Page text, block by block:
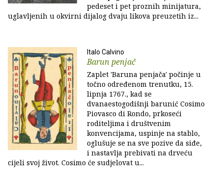
pedeset i pet proznih minijatura,
uglavljenih u okvirni dijalog dvaju likova preuzetih iz...
Italo Calvino
Barun penjač
Zaplet 'Baruna penjača' počinje u
točno određenom trenutku, 15.
lipnja 1767., kad se
dvanaestogodišnji barunić Cosimo
Piovasco di Rondo, prkoseći
roditeljima i društvenim
konvencijama, uspinje na stablo,
oglušuje se na sve pozive da siđe,
i nastavlja prebivati na drveću
cijeli svoj život. Cosimo će sudjelovat u...